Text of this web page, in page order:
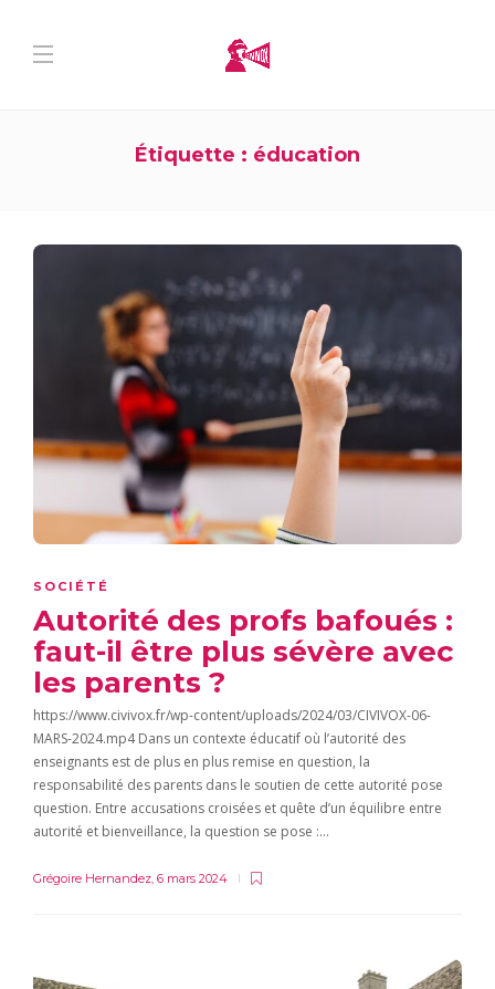
Étiquette : éducation
SOCIÉTÉ
Autorité des profs bafoués :
faut-il être plus sévère avec
les parents ?
https://www.civivox.fr/wp-content/uploads/2024/03/CIVIVOX-06-
MARS-2024.mp4 Dans un contexte éducatif où l’autorité des
enseignants est de plus en plus remise en question, la
responsabilité des parents dans le soutien de cette autorité pose
question. Entre accusations croisées et quête d’un équilibre entre
autorité et bienveillance, la question se pose :…
Grégoire Hernandez, 6 mars 2024